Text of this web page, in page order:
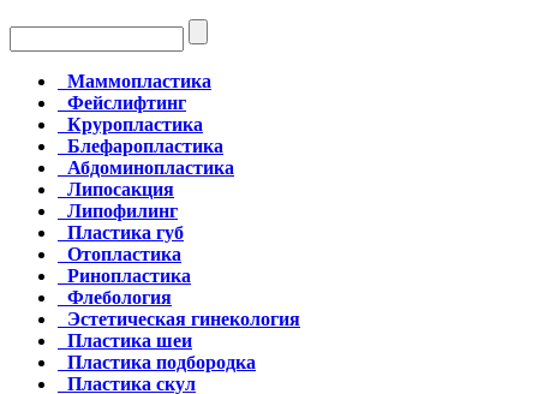
Маммопластика
Фейслифтинг
Круропластика
Блефаропластика
Абдоминопластика
Липосакция
Липофилинг
Пластика губ
Отопластика
Ринопластика
Флебология
Эстетическая гинекология
Пластика шеи
Пластика подбородка
Пластика скул